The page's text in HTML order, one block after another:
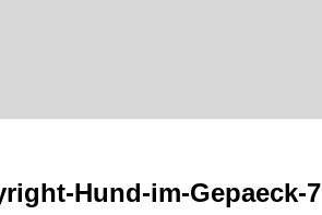
Hund-im-Gepaeck-7